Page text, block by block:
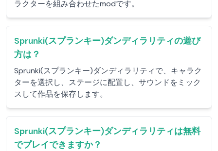
ラクターを組み合わせたmodです。
Sprunki(スプランキー)ダンディラリティの遊び
方は？
Sprunki(スプランキー)ダンディラリティで、キャラク
ターを選択し、ステージに配置し、サウンドをミック
スして作品を保存します。
Sprunki(スプランキー)ダンディラリティは無料
でプレイできますか？